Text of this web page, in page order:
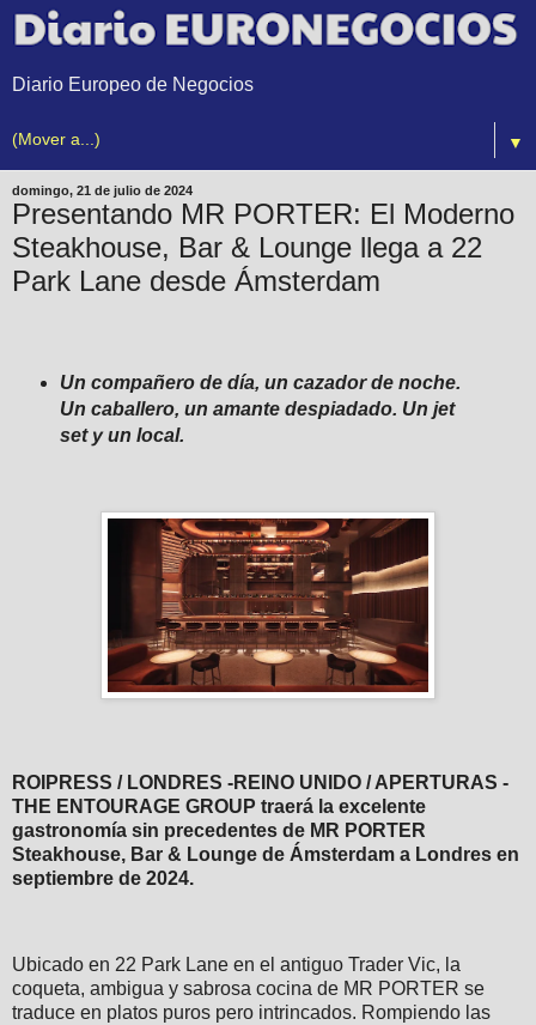
Diario Europeo de Negocios
▼
domingo, 21 de julio de 2024
Presentando MR PORTER: El Moderno
Steakhouse, Bar & Lounge llega a 22
Park Lane desde Ámsterdam
Un compañero de día, un cazador de noche.
Un caballero, un amante despiadado. Un jet
set y un local.
ROIPRESS / LONDRES -REINO UNIDO / APERTURAS -
THE ENTOURAGE GROUP traerá la excelente
gastronomía sin precedentes de MR PORTER
Steakhouse, Bar & Lounge de Ámsterdam a Londres en
septiembre de 2024.
Ubicado en 22 Park Lane en el antiguo Trader Vic, la
coqueta, ambigua y sabrosa cocina de MR PORTER se
traduce en platos puros pero intrincados. Rompiendo las